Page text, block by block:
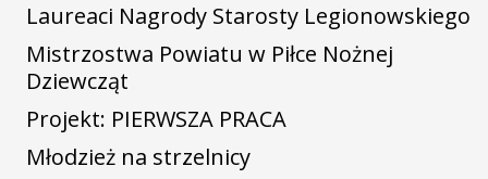
Laureaci Nagrody Starosty Legionowskiego
Mistrzostwa Powiatu w Piłce Nożnej
Dziewcząt
Projekt: PIERWSZA PRACA
Młodzież na strzelnicy